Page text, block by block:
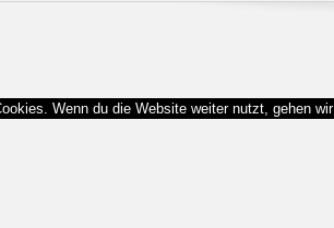
Wenn du die Website weiter nutzt, gehen